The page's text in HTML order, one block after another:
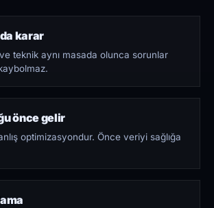
karar
teknik aynı masada olunca sorunlar
önce gelir
optimizasyondur. Önce veriyi sağlığa